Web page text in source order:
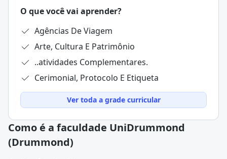
O que você vai aprender?
Agências De Viagem
Arte, Cultura E Patrimônio
..atividades Complementares.
Cerimonial, Protocolo E Etiqueta
Ver toda a grade curricular
Como é a faculdade UniDrummond
(Drummond)